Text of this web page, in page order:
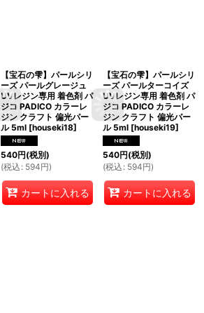
【宝石の雫】パールシリ
ーズ パールグレージュ
UVレジン専用 着色剤 パ
ジコ PADICO カラーレ
ジン クラフト 偏光パー
ル 5ml [houseki18]
540円(税別)
(税込 : 594円)
カートに入れる
【宝石の雫】パールシリ
ーズ パールターコイズ
UVレジン専用 着色剤 パ
ジコ PADICO カラーレ
ジン クラフト 偏光パー
ル 5ml [houseki19]
540円(税別)
(税込 : 594円)
カートに入れる